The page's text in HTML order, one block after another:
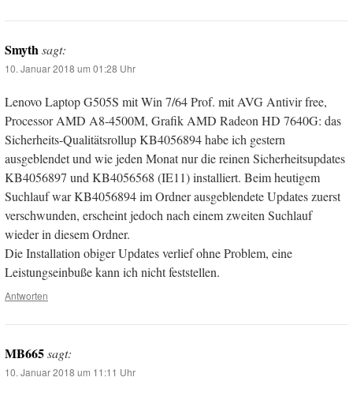
Smythsagt:
10. Januar 2018 um 01:28 Uhr
Lenovo Laptop G505S mit Win 7/64 Prof. mit AVG Antivir free,
Processor AMD A8-4500M, Grafik AMD Radeon HD 7640G: das
Sicherheits-Qualitätsrollup KB4056894 habe ich gestern
ausgeblendet und wie jeden Monat nur die reinen Sicherheitsupdates
KB4056897 und KB4056568 (IE11) installiert. Beim heutigem
Suchlauf war KB4056894 im Ordner ausgeblendete Updates zuerst
verschwunden, erscheint jedoch nach einem zweiten Suchlauf
wieder in diesem Ordner.
Die Installation obiger Updates verlief ohne Problem, eine
Leistungseinbuße kann ich nicht feststellen.
Antworten
MB665sagt:
10. Januar 2018 um 11:11 Uhr